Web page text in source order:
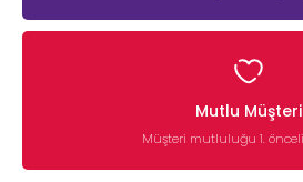
Mutlu Müşteri
Müşteri mutluluğu 1.